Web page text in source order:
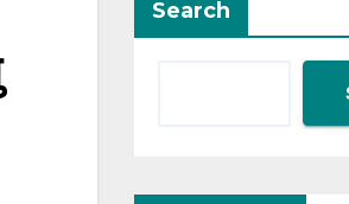
Search